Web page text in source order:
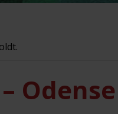
Odense